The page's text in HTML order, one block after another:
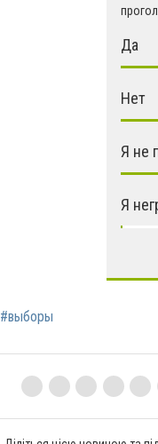
Да
Нет
Я не
Я
#выборы